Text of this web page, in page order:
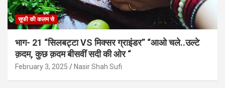
सूफी की कलम से
भाग- 21 “सिलबट्टा VS मिक्सर ग्राइंडर” “आओ चले..उल्टे
क़दम, कुछ क़दम बीसवीं सदी की ओर “
February 3, 2025 Nasir Shah Sufi